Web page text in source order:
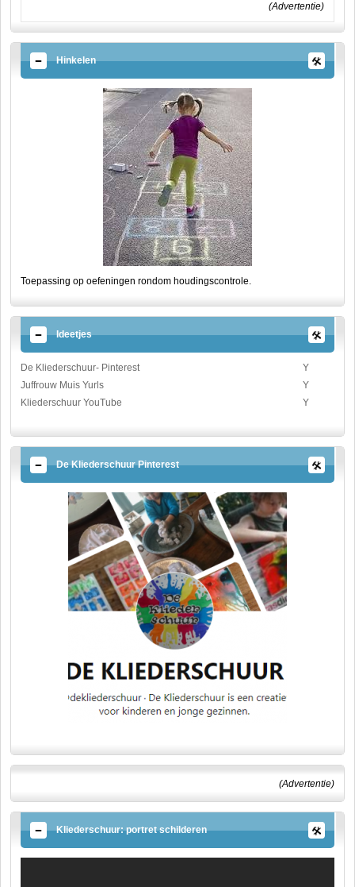
(Advertentie)
Hinkelen
Toepassing op oefeningen rondom houdingscontrole.
Ideetjes
De Kliederschuur- Pinterest
Y
Juffrouw Muis Yurls
Y
Kliederschuur YouTube
Y
De Kliederschuur Pinterest
(Advertentie)
Kliederschuur: portret schilderen